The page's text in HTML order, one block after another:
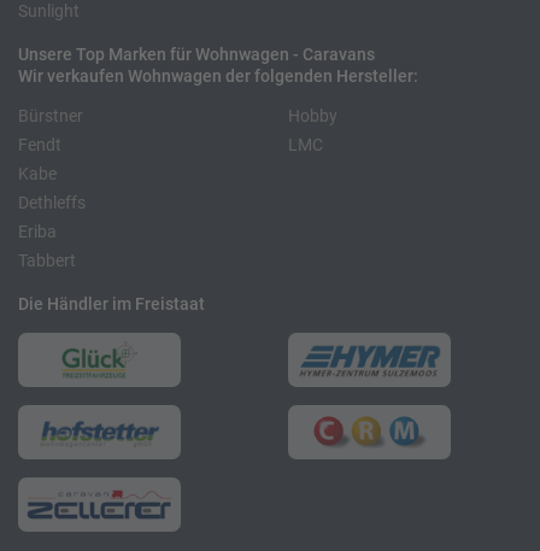
Sunlight
Unsere Top Marken für Wohnwagen - Caravans
Wir verkaufen Wohnwagen der folgenden Hersteller:
Bürstner
Fendt
Kabe
Hobby
LMC
Dethleffs
Eriba
Tabbert
Die Händler im Freistaat